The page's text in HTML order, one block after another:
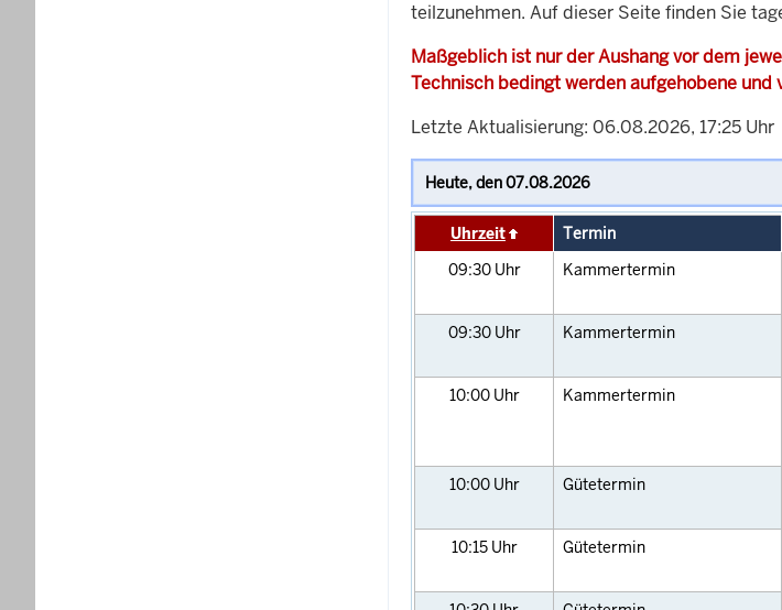
teilzunehmen. Auf dieser Seite finden Sie
Maßgeblich ist nur der Aushang vor dem
Technisch bedingt werden aufgehobene
Letzte Aktualisierung: 06.08.2026, 17:25 Uhr
Uhrzeit Termin
09:30 Uhr Kammertermin
09:30 Uhr Kammertermin
10:00 Uhr Kammertermin
10:00 Uhr Gütetermin
10:15 Uhr Gütetermin